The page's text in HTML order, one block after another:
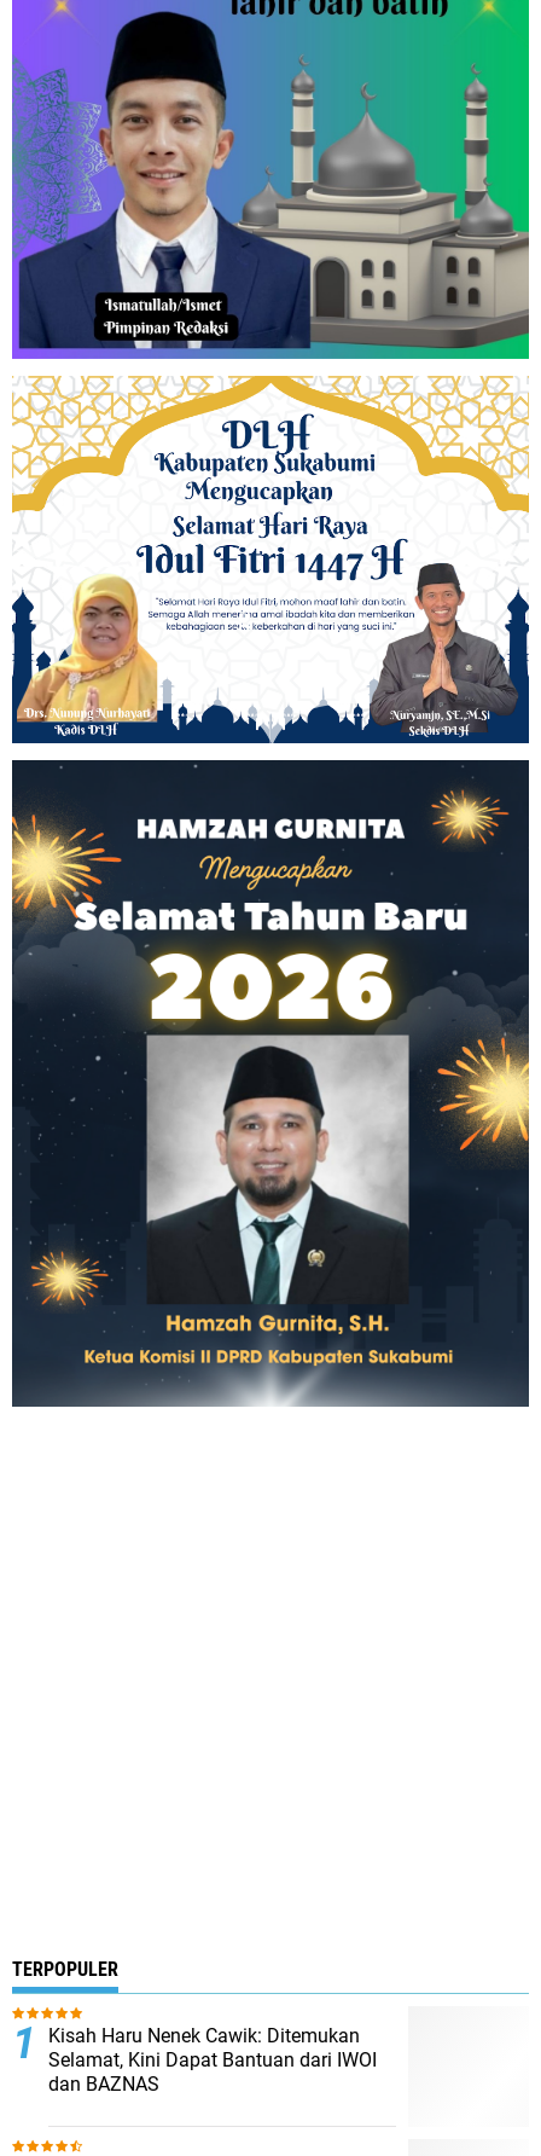
TERPOPULER
Kisah Haru Nenek Cawik: Ditemukan
Selamat, Kini Dapat Bantuan dari IWOI
dan BAZNAS